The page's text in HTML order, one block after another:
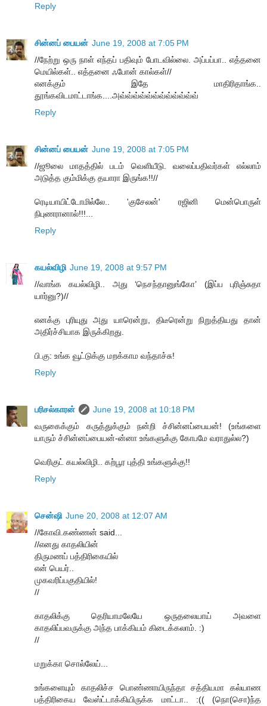
Reply
சின்னப் பையன் June 19, 2008 at 7:05 PM
//நேற்று ஒரு நாள் எந்தப் பதிவும் போடவில்லை. அப்பப்பா.. எத்தனை
மெயில்கள்.. எத்தனை ஃபோன் கால்கள்//
எனக்கும் இதே மாதிரிதாங்க..
தூங்கவிடமாட்டாங்க....அவ்வ்வ்வ்வ்வ்வ்வ்வ்வ்வ்வ்
Reply
சின்னப் பையன் June 19, 2008 at 7:05 PM
//ஜூலை மாதத்தில் படம் வெளியீடு. வலைப்பதிவர்கள் எல்லாம்
அடுத்த கும்மிக்கு தயாரா இருங்க!!//
ரெடியாயிட்டோமில்லே.. 'குசேலன்' ரஜினி மென்பொருள்
நிபுணரானால்!!!...
Reply
கயல்விழி June 19, 2008 at 9:57 PM
//வாங்க கயல்விழி.. அது ‘நெசந்தானுங்கோ’ (இப்ப புரிஞ்சுதா
யார்னு?)//
எனக்கு புரியுது அது யாரென்று, திடீரென்று நிறுத்தியது தான்
அதிர்ச்சியாக இருக்கிறது.
பி.கு: உங்க வூட்டுக்கு மறக்காம வந்தாச்சு!
Reply
பரிசல்காரன்
June 19, 2008 at 10:18 PM
வருகைக்கும் கருத்துக்கும் நன்றி ச்சின்னப்பையன்! (உங்களை
யாரும் ச்சின்னப்பையன்-ன்னா உங்களுக்கு கோபமே வராதுல்ல?)
வெரிகுட் கயல்விழி.. கற்பூர புத்தி உங்களுக்கு!!
Reply
சென்ஷி June 20, 2008 at 12:07 AM
//கோவி.கண்ணன் said...
//எனது காதலியின்
திருமணப் பத்திரிகையில்
என் பெயர்..
முகவரிப்பகுதியில்!
//
காதலிக்கு தெரியாமலேயே ஒருதலையாய் அவளை
காதலிப்பவருக்கு அந்த பாக்கியம் கிடைக்கலாம். :)
//
மறுக்கா சொல்லேய்...
உங்களையும் காதலிச்ச பொண்ணாயிருந்தா சத்தியமா கல்யாண
பத்திரிகைய வேஸ்ட்டாக்கியிருக்க மாட்டா.. :(( (நொ(சொ)ந்த